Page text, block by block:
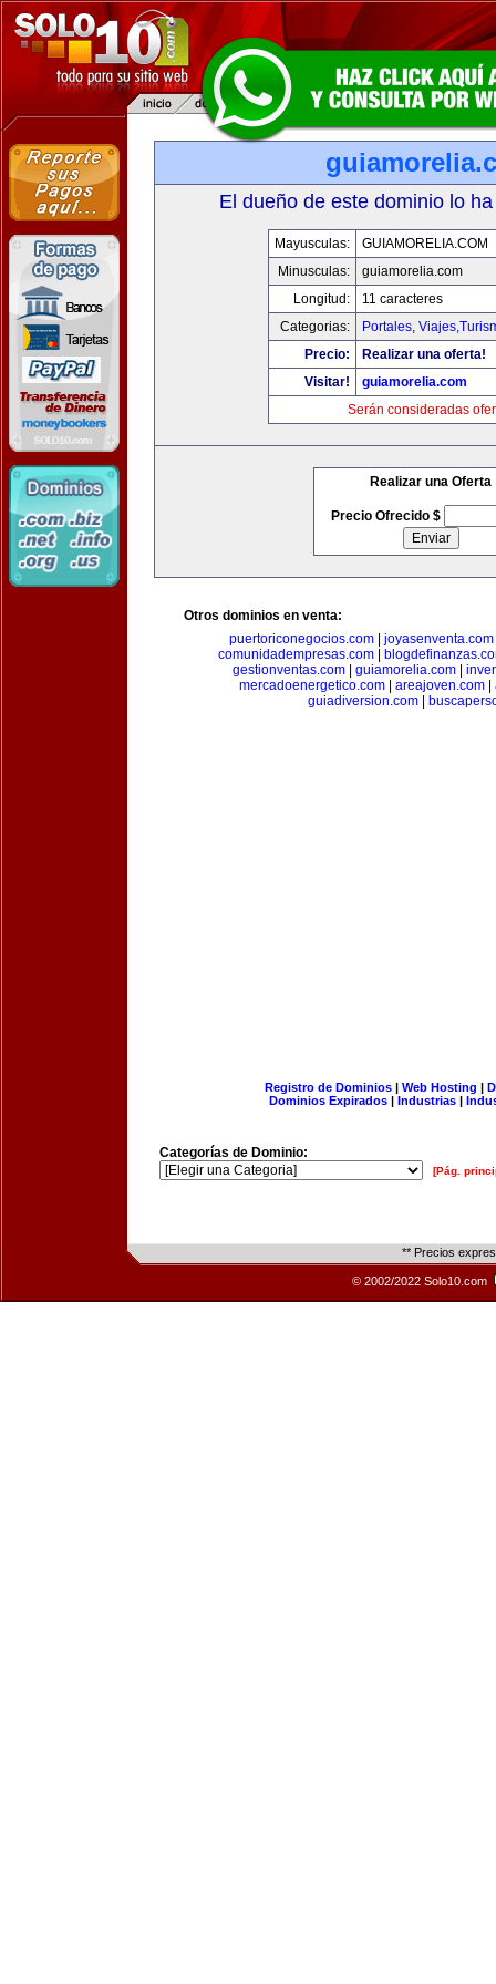
El dueño de este dominio lo
Mayusculas:
GUIAMORELIA.COM
Minusculas:
guiamorelia.com
Longitud:
11 caracteres
Categorias:
Portales,
Precio:
Realizar una oferta!
Visitar!
guiamorelia.com
Serán consideradas
Realizar una Oferta
Precio Ofrecido $
Otros dominios en venta:
puertoriconegocios.com
joyasenventa.com
comunidadempresas.com|
gestionventas.com| guiamorelia.com|
mercadoenergetico.com| areajoven.com|
guiadiversion.com
Registro de Dominios| Web Hosting |
Dominios Expirados | Industrias |
Categorías de Dominio:
[Pág.
** Precios
© 2002/2022 Solo10.com